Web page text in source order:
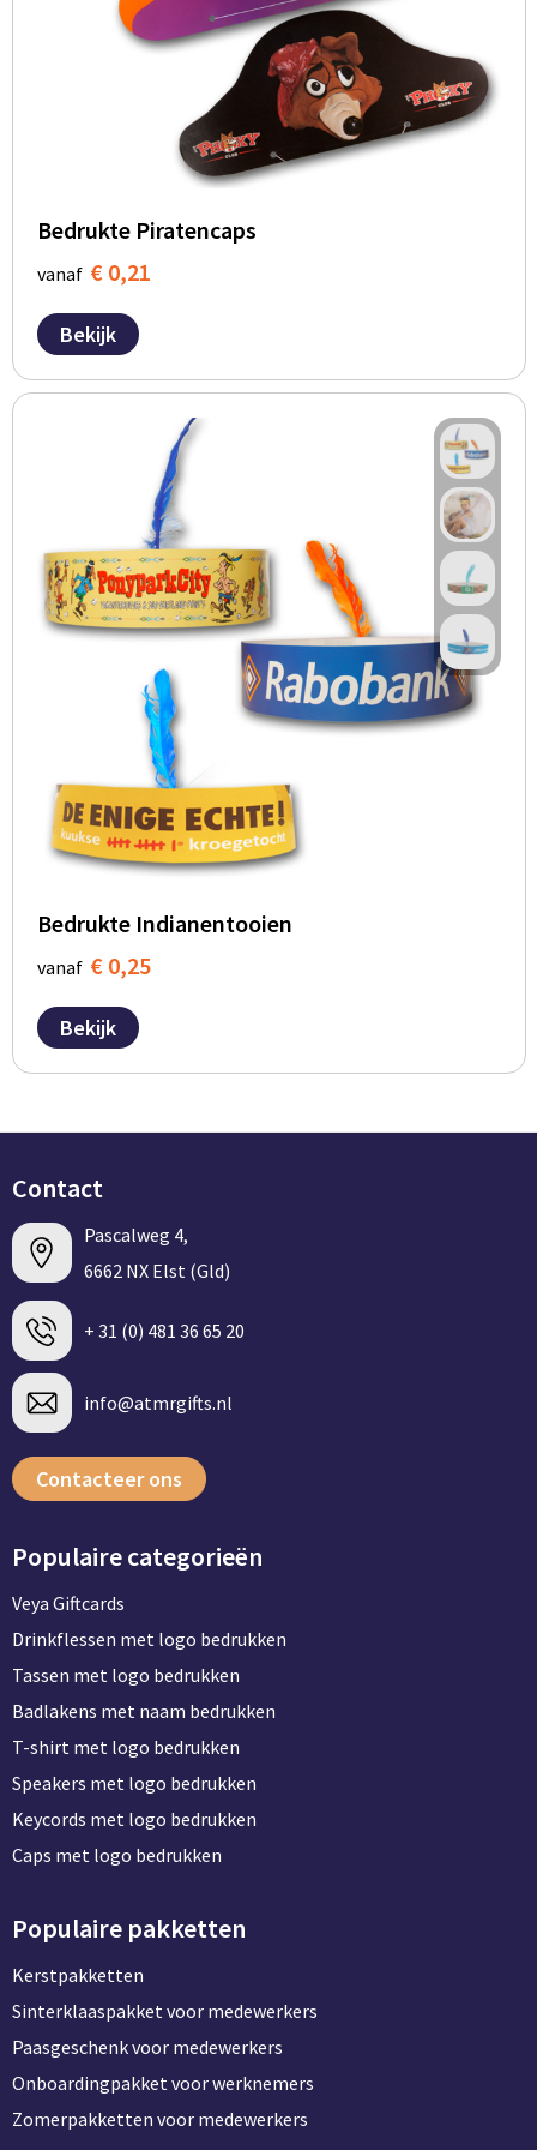
BBQ artikelen
Bedrukte Piratencaps
vanaf € 0,21
Bekijk
Bedrukte Indianentooien
vanaf € 0,25
Bekijk
Contact
Pascalweg 4,
6662 NX Elst (Gld)
+ 31 (0) 481 36 65 20
info@atmrgifts.nl
Contacteer ons
Populaire categorieën
Veya Giftcards
Drinkflessen met logo bedrukken
Tassen met logo bedrukken
Badlakens met naam bedrukken
T-shirt met logo bedrukken
Speakers met logo bedrukken
Keycords met logo bedrukken
Caps met logo bedrukken
Populaire pakketten
Kerstpakketten
Sinterklaaspakket voor medewerkers
Paasgeschenk voor medewerkers
Onboardingpakket voor werknemers
Zomerpakketten voor medewerkers